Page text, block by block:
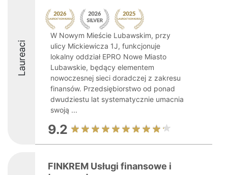
Laureaci
W Nowym Mieście Lubawskim, przy
ulicy Mickiewicza 1J, funkcjonuje
lokalny oddział EPRO Nowe Miasto
Lubawskie, będący elementem
nowoczesnej sieci doradczej z zakresu
finansów. Przedsiębiorstwo od ponad
dwudziestu lat systematycznie umacnia
swoją ...
9.2
FINKREM Usługi finansowe i